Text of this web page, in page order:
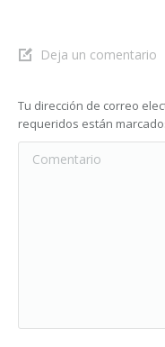
Deja un comentario
Tu dirección de correo
requeridos están
Comentario